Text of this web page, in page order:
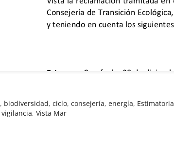
, biodiversidad,ciclo,consejería,energía, Estimatoria
vigilancia, Vista Mar